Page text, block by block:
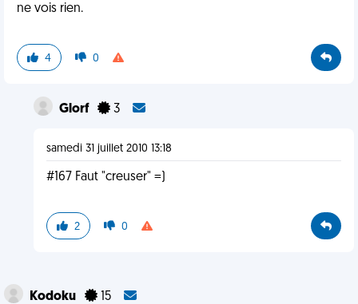
ne vois rien.
4 0
Glorf 3
samedi 31 juillet 2010 13:18
#167 Faut "creuser" =)
2 0
Kodoku 15